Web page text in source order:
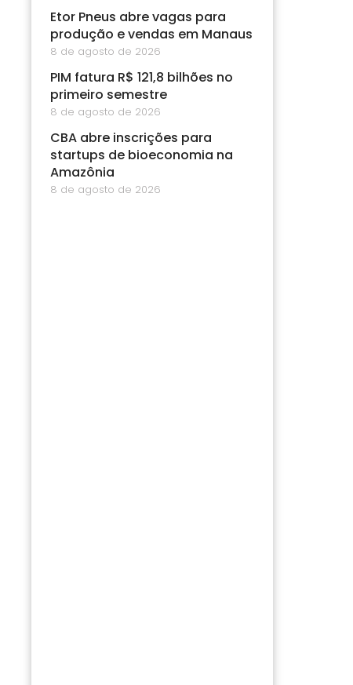
Etor Pneus abre vagas para
produção e vendas em Manaus
8 de agosto de 2026
PIM fatura R$ 121,8 bilhões no
primeiro semestre
8 de agosto de 2026
CBA abre inscrições para
startups de bioeconomia na
Amazônia
8 de agosto de 2026